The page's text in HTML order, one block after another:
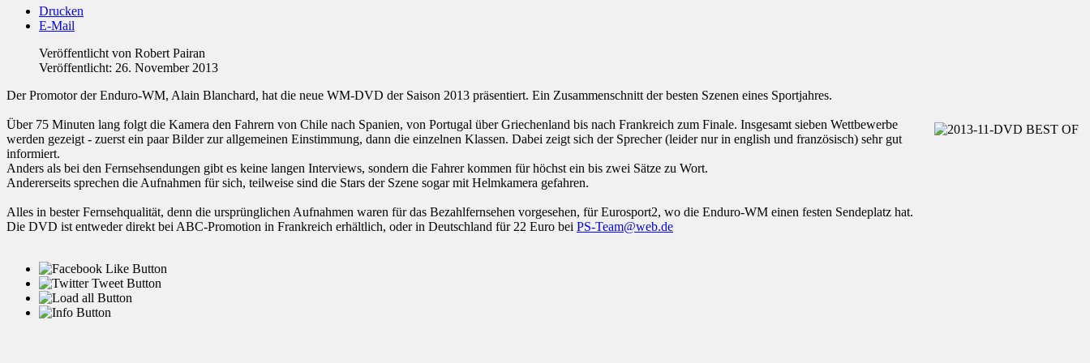
Drucken
E-Mail
Veröffentlicht von Robert Pairan
Veröffentlicht: 26. November 2013
Der Promotor der Enduro-WM, Alain Blanchard, hat die neue WM-DVD der Saison 2013 präsentiert. Ein Zusammenschnitt der besten Szenen eines Sportjahres.
Über 75 Minuten lang folgt die Kamera den Fahrern von Chile nach Spanien, von Portugal über Griechenland bis nach Frankreich zum Finale. Insgesamt sieben Wettbewerbe
werden gezeigt - zuerst ein paar Bilder zur allgemeinen Einstimmung, dann die einzelnen Klassen. Dabei zeigt sich der Sprecher (leider nur in english und französisch) sehr gut
informiert.
Anders als bei den Fernsehsendungen gibt es keine langen Interviews, sondern die Fahrer kommen für höchst ein bis zwei Sätze zu Wort.
Andererseits sprechen die Aufnahmen für sich, teilweise sind die Stars der Szene sogar mit Helmkamera gefahren.
Alles in bester Fernsehqualität, denn die ursprünglichen Aufnahmen waren für das Bezahlfernsehen vorgesehen, für Eurosport2, wo die Enduro-WM einen festen Sendeplatz hat.
Die DVD ist entweder direkt bei ABC-Promotion in Frankreich erhältlich, oder in Deutschland für 22 Euro bei PS-Team@web.de